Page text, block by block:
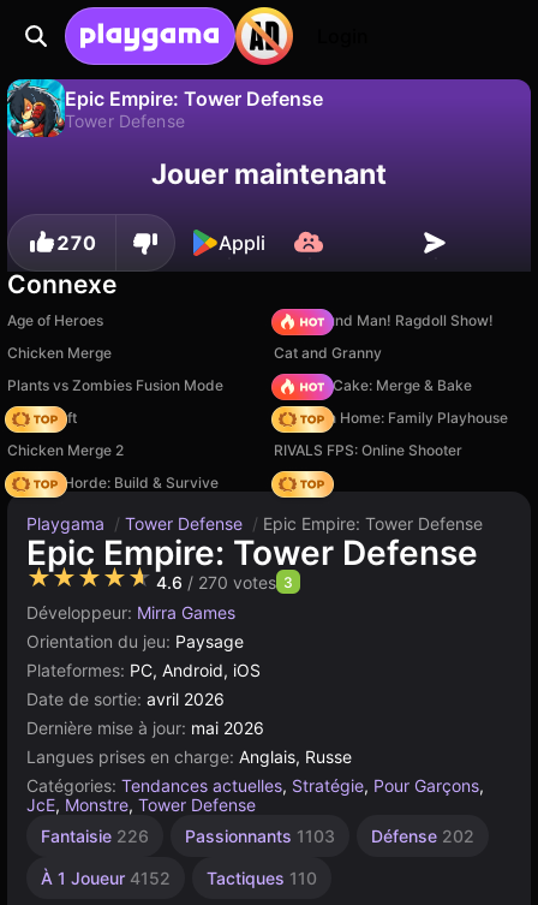
Epic Empire: Tower Defense
Tower Defense
progression !
Non Enregistrer
Jouer maintenant
270 Appli
Connexe
Age of Heroes
Playground Man! Ragdoll Show!
Chicken Merge
Cat and Granny
Plants vs Zombies Fusion Mode
Piece of Cake: Merge & Bake
Trap Craft
My Town Home: Family Playhouse
Chicken Merge 2
RIVALS FPS: Online Shooter
Zombie Horde: Build & Survive
Hedgies
Playgama / Tower Defense / Epic Empire: Tower Defense
Epic Empire: Tower Defense
★★★★★ 4.6 / 270 votes 3
Développeur: Mirra Games
Orientation du jeu: Paysage
Plateformes: PC, Android, iOS
Date de sortie: avril 2026
Dernière mise à jour: mai 2026
Langues prises en charge: Anglais, Russe
Catégories: Tendances actuelles, Stratégie, Pour Garçons,
JcE, Monstre, Tower Defense
Fantaisie 226 Passionnants 1103 Défense 202
À 1 Joueur 4152 Tactiques 110